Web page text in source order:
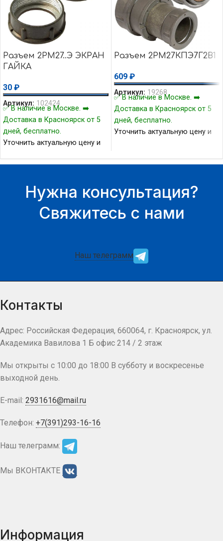
Разъем 2РМ27..Э ЭКРАН
ГАЙКА
30 ₽
Артикул: 102424
✅ В наличие в Москве. ➡️
Доставка в Красноярск от 5
дней, бесплатно.
Уточнить актуальную цену и
нашего менеджера.
Разъем 2РМ27КПЭ7Г2В1
609 ₽
Артикул: 19268
✅ В наличие в Москве. ➡️
Доставка в Красноярск от 5
дней, бесплатно.
Уточнить актуальную цену и
Нужна консультация?
Свяжитесь с нами
Наш телеграмм
Контакты
Адрес: Российская Федерация, 660064, г. Красноярск, ул.
Академика Вавилова 1 Б офис 214 / 2 этаж
Мы открыты с 10:00 до 18:00 В субботу и воскресенье
выходной день.
E-mail: 2931616@mail.ru
Телефон: +7(391)293-16-16
Наш телеграмм:
Мы ВКОНТАКТЕ
Информация